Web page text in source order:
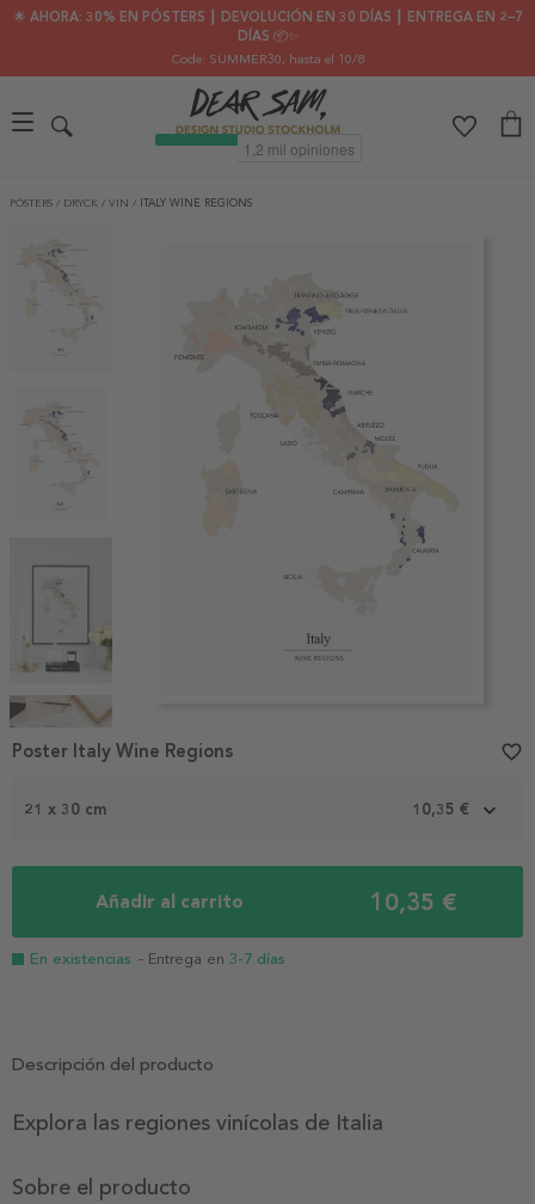
🌟 AHORA: 30% EN PÓSTERS ┃ DEVOLUCIÓN EN 30 DÍAS ┃ ENTREGA EN 2–7
DÍAS 📦✨
Code: SUMMER30, hasta el 10/8
PÓSTERS / DRYCK / VIN / ITALY WINE REGIONS
1
21 x 30 cm 10,35 €
Añadir al carrito 10,35 €
En existencias - Entrega en 3-7 días
Poster Italy Wine Regions favorite_border
Descripción del producto
Explora las regiones vinícolas de Italia
Sobre el producto